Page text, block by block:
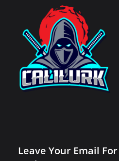
Leave Your Email